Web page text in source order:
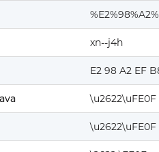
xn--j4h
E2 98 A2 EF
\u2622\uFE0F
\u2622\uFE0F